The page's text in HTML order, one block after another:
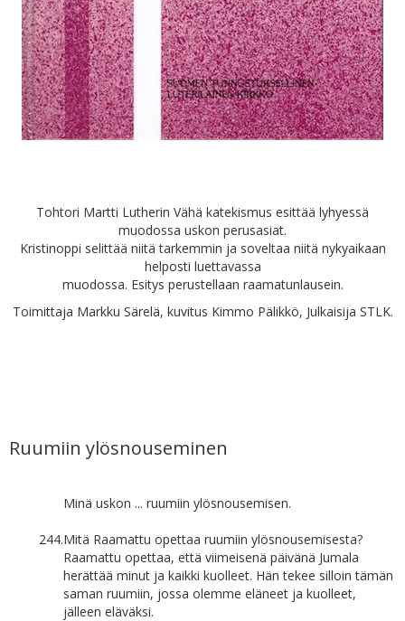
Tohtori Martti Lutherin Vähä katekismus esittää lyhyessä
muodossa uskon perusasiat.
Kristinoppi selittää niitä tarkemmin ja soveltaa niitä nykyaikaan
helposti luettavassa
muodossa. Esitys perustellaan raamatunlausein.
Toimittaja Markku Särelä, kuvitus Kimmo Pälikkö, Julkaisija STLK.
Ruumiin ylösnouseminen
Minä uskon ... ruumiin ylösnousemisen.
244.Mitä Raamattu opettaa ruumiin ylösnousemisesta?
Raamattu opettaa, että viimeisenä päivänä Jumala
herättää minut ja kaikki kuolleet. Hän tekee silloin tämän
saman ruumiin, jossa olemme eläneet ja kuolleet,
jälleen eläväksi.